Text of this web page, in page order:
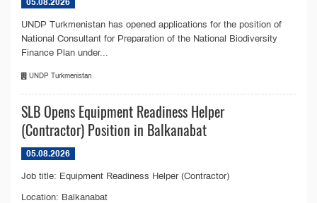
05.08.2026
UNDP Turkmenistan has opened applications for the position of
National Consultant for Preparation of the National Biodiversity
Finance Plan under...
UNDP Turkmenistan
SLB Opens Equipment Readiness Helper
(Contractor) Position in Balkanabat
05.08.2026
Job title: Equipment Readiness Helper (Contractor)
Location: Balkanabat